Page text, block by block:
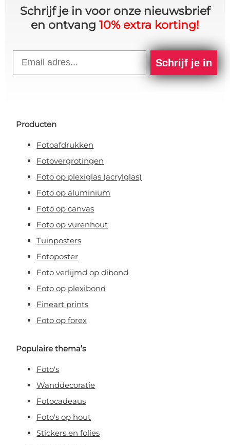
Schrijf je in voor onze nieuwsbrief
en ontvang 10% extra korting!
Schrijf je in
Producten
Fotoafdrukken
Fotovergrotingen
Foto op plexiglas (acrylglas)
Foto op aluminium
Foto op canvas
Foto op vurenhout
Tuinposters
Fotoposter
Foto verlijmd op dibond
Foto op plexibond
Fineart prints
Foto op forex
Populaire thema’s
Foto's
Wanddecoratie
Fotocadeaus
Foto's op hout
Stickers en folies